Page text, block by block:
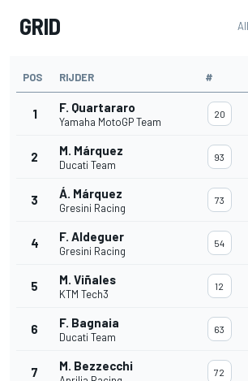
GRID
POS RIJDER #
1 F. Quartararo
Yamaha MotoGP Team
20
2 M. Márquez
Ducati Team
93
3 Á. Márquez
Gresini Racing
73
4 F. Aldeguer
Gresini Racing
54
5 M. Viñales
KTM Tech3
12
6 F. Bagnaia
Ducati Team
63
7 M. Bezzecchi 72